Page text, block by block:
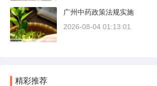
广州中药政策法规实施
2026-08-04 01:13:01
精彩推荐